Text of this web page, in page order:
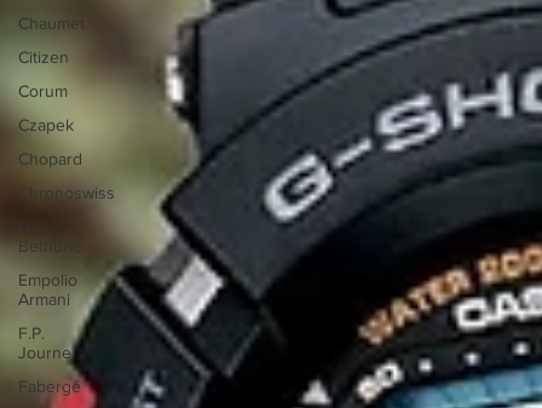
Chaumet
Citizen
Corum
Czapek
Chopard
Chronoswiss
De
Bethune
Empolio
Armani
F.P.
Journe
Fabergé